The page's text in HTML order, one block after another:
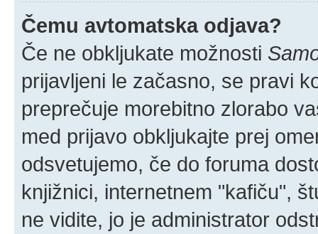
Čemu avtomatska odjava?
Če ne obkljukate možnosti
prijavljeni le začasno, se pravi
preprečuje morebitno zlorabo
med prijavo obkljukajte prej
odsvetujemo, če do foruma
knjižnici, internetnem "kafiču",
ne vidite, jo je administrator